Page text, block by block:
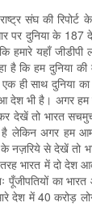
संघ की रिपोर्ट
पर दुनिया के 187
यहाँ जीडीपी
है कि हम दुनिया
ही साथ दुनिया
देश भी है। अगर हम
देखें तो भारत
है लेकिन अगर हम
नज़रिये से देखें तो
भारत में दो देश
का
देश में 40 करोड़